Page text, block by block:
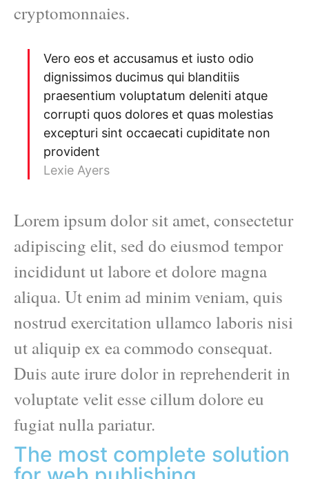
cryptomonnaies.
Vero eos et accusamus et iusto odio
dignissimos ducimus qui blanditiis
praesentium voluptatum deleniti atque
corrupti quos dolores et quas molestias
excepturi sint occaecati cupiditate non
provident
Lexie Ayers
Lorem ipsum dolor sit amet, consectetur
adipiscing elit, sed do eiusmod tempor
incididunt ut labore et dolore magna
aliqua. Ut enim ad minim veniam, quis
nostrud exercitation ullamco laboris nisi
ut aliquip ex ea commodo consequat.
Duis aute irure dolor in reprehenderit in
voluptate velit esse cillum dolore eu
fugiat nulla pariatur.
The most complete solution